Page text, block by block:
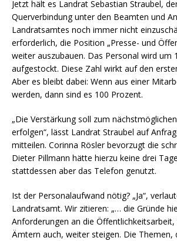
Jetzt hält es Landrat Sebastian Straubel,
Querverbindung unter den Beamten und
Landratsamtes noch immer nicht
erforderlich, die Position „Presse- und
weiter auszubauen. Das Personal wird um
aufgestockt. Diese Zahl wirkt auf den
Aber es bleibt dabei: Wenn aus einer
werden, dann sind es 100 Prozent.
„Die Verstärkung soll zum
erfolgen“, lässt Landrat Straubel auf
mitteilen. Corinna Rösler bevorzugt die
Dieter Pillmann hätte hierzu keine drei
stattdessen aber das Telefon genutzt.
Ist der Personalaufwand nötig? „Ja“,
Landratsamt. Wir zitieren: „… die Gründe
Anforderungen an die Öffentlichkeitsarbeit,
Ämtern auch, weiter steigen. Die Themen,